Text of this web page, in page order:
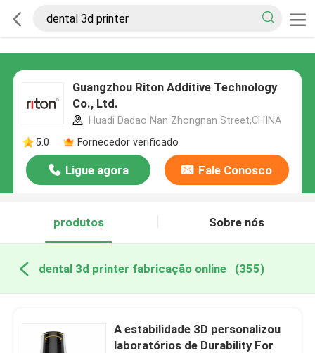
Guangzhou Riton Additive Technology
Co., Ltd.
Huadi Dadao Nan Zhongnan Street,CHINA
5.0
Fornecedor verificado
Ligue agora Fale Conosco
produtos Sobre nós
dental 3d printer fabricação online (355)
A estabilidade 3D personalizou
laboratórios de Durability For